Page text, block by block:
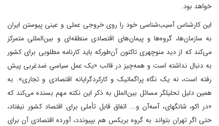
خواهد بود.
این کارشناس آسیب‌شناسی خود را روی خروجی عملی و عینی پیوستن ایران
به سازمان‌ها، گروه‌ها و پیمان‌های اقتصادی منطقه‌ای و بین‌المللی متمرکز
می‌کند که از دید منوچهری تاکنون آن‌طورکه باید کارنامه مطلوبی برای کشور
به دنبال نداشته است و همه‌چیز در قالب «یک عمل سیاسیِ ضدغربی پیش
رفته است، نه یک نگاه پراگماتیک و کارکردگرایانه اقتصادی و تجاری». به
همین دلیل تحلیلگر مسائل بین‌الملل به ذکر این نکته مهم بسنده می‌کند که
«در اکو، شانگهای، آسه‌آن و... اتفاق قابل تأملی برای اقتصاد کشور نیفتاد،
حتی اگر تهران بتواند به گروه بریکس هم بپیوندد، آورده اقتصادی آن برای